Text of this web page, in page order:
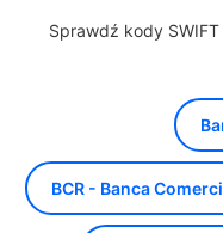
Sprawdź kody
BCR - Banca